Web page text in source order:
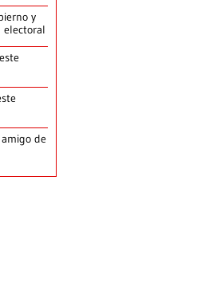
y
electoral
de